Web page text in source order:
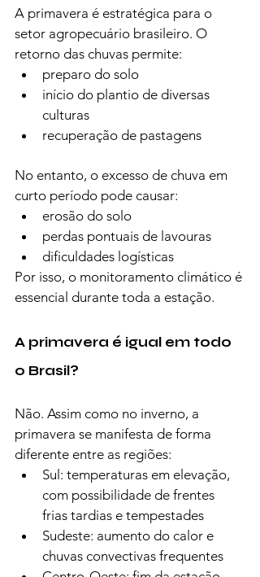
A primavera é estratégica para o
setor agropecuário brasileiro. O
retorno das chuvas permite:
preparo do solo
início do plantio de diversas
culturas
recuperação de pastagens
No entanto, o excesso de chuva em
curto período pode causar:
erosão do solo
perdas pontuais de lavouras
dificuldades logísticas
Por isso, o monitoramento climático é
essencial durante toda a estação.
A primavera é igual em todo
o Brasil?
Não. Assim como no inverno, a
primavera se manifesta de forma
diferente entre as regiões:
Sul: temperaturas em elevação,
com possibilidade de frentes
frias tardias e tempestades
Sudeste: aumento do calor e
chuvas convectivas frequentes